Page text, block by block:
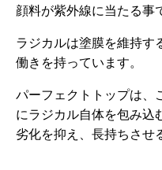
顔料が紫外線に当たる事
ラジカルは塗膜を維持す
働きを持っています。
パーフェクトトップは、
にラジカル自体を包み込
劣化を抑え、長持ちさせ